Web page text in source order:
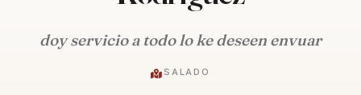
doy servicio a todo lo ke deseen envuar
SALADO